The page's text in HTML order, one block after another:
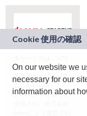
ドコモグループの新
規事業創出プログラ
ム「docomo
STARTUP」を通じて
On our website we
necessary for our
information about